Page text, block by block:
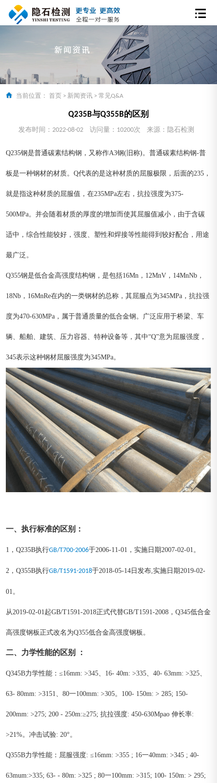
当前位置： 首页 > 新闻资讯 > 常见Q&A
Q235B与Q355B的区别
发布时间：2022-08-02 访问量：10200次 来源：隐石检测
Q235钢是普通碳素结构钢，又称作A3钢(旧称)。普通碳素结构钢-普
板是一种钢材的材质。Q代表的是这种材质的屈服极限，后面的235，
就是指这种材质的屈服值，在235MPa左右，抗拉强度为375-
500MPa。并会随着材质的厚度的增加而使其屈服值减小，由于含碳
适中，综合性能较好，强度、塑性和焊接等性能得到较好配合，用途
最广泛。
Q355钢是低合金高强度结构钢，是包括16Mn，12MnV，14MnNb，
18Nb，16MnRe在内的一类钢材的总称，其屈服点为345MPa，抗拉强
度为470-630MPa，属于普通质量的低合金钢。广泛应用于桥梁、车
辆、船舶、建筑、压力容器、特种设备等，其中“Q”意为屈服强度，
345表示这种钢材屈服强度为345MPa。
一、执行标准的区别：
1，Q235B执行GB/T700-2006于2006-11-01，实施日期2007-02-01。
2，Q355B执行GB/T1591-2018于2018-05-14日发布,实施日期2019-02-
01。
从2019-02-01起GB/T1591-2018正式代替GB/T1591-2008，Q345低合金
高强度钢板正式改名为Q355低合金高强度钢板。
二、力学性能的区别 ：
Q345B力学性能：≤16mm: >345、16- 40m: >335、40- 63mm: >325、
63- 80mm: >3151、80一100mm: >305。100- 150m: > 285; 150-
200mm: >275; 200 - 250m:≥275; 抗拉强度: 450-630Mpao 伸长率:
>21%。冲击试验: 20°。
Q355B力学性能：屈服强度: ≤16mm: >355 ; 16一40mm: >345 ; 40-
63mum:>335; 63- - 80m: >325 ; 80一100mm: >315; 100- 150m: > 295;